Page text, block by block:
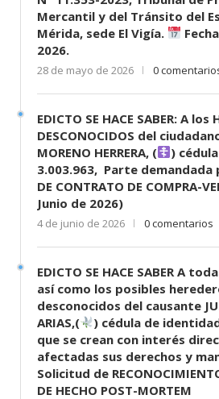
Mercantil y del Tránsito del
Mérida, sede El Vigía.
2026.
28 de mayo de 2026 0
EDICTO SE HACE SABER: A los
DESCONOCIDOS del
MORENO HERRERA, (
)
3.003.963, Parte demandada
DE CONTRATO DE COMPRA-
Junio de 2026)
4 de junio de 2026 0 comentarios
EDICTO SE HACE SABER A
así como los posibles
desconocidos del causante
ARIAS,(
) cédula de
que se crean con interés
afectadas sus derechos y
Solicitud de
DE HECHO POST-MORTEM